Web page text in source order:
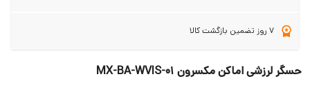
7 روز تضمین بازگشت کالا
حسگر لرزشی اماکن مکسرون MX-BA-WVIS-01